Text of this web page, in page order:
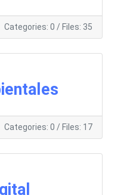
Categories: 0 / Files: 35
Categories: 0 / Files: 17